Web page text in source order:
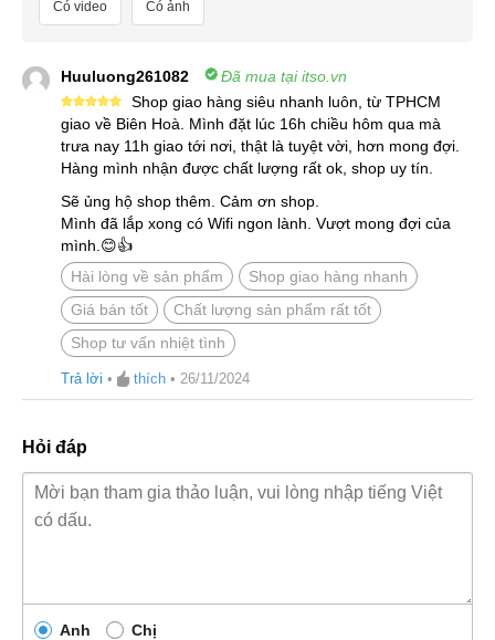
Có video Có ảnh
Huuluong261082 Đã mua tại itso.vn
Được xếp
hạng
55
sao
Shop giao hàng siêu nhanh luôn, từ TPHCM
giao về Biên Hoà. Mình đặt lúc 16h chiều hôm qua mà
trưa nay 11h giao tới nơi, thật là tuyệt vời, hơn mong đợi.
Hàng mình nhận được chất lượng rất ok, shop uy tín.
Sẽ ủng hộ shop thêm. Cảm ơn shop.
Mình đã lắp xong có Wifi ngon lành. Vượt mong đợi của
mình.😊👍
Hài lòng về sản phẩm
Shop giao hàng nhanh
Giá bán tốt
Chất lượng sản phẩm rất tốt
Shop tư vấn nhiệt tình
Trả lời • thích • 26/11/2024
Hỏi đáp
Anh Chị